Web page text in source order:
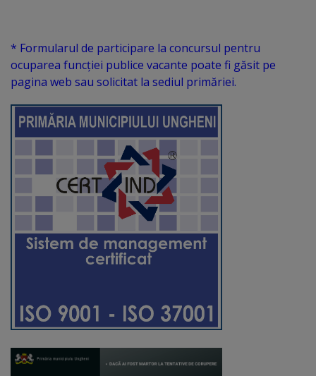
Modele
de
cerere
Arhitectură
și
urbanism
Transparență
decizională
de
decizii
Decizii
* Formularul de participare la concursul pentru
ocuparea funcţiei publice vacante poate fi găsit pe
pagina web sau solicitat la sediul primăriei.